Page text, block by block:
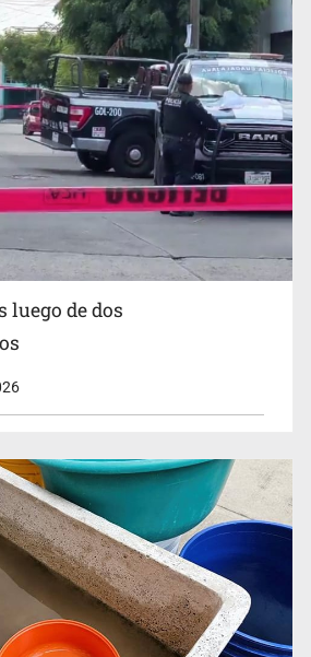
tras ataque de pitbull en
de Salud en Jalisco para emitir
mala calidad del agua
luego de dos